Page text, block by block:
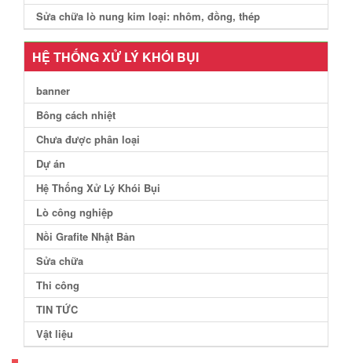
Sửa chữa lò nung kim loại: nhôm, đồng, thép
HỆ THỐNG XỬ LÝ KHÓI BỤI
banner
Bông cách nhiệt
Chưa được phân loại
Dự án
Hệ Thống Xử Lý Khói Bụi
Lò công nghiệp
Nồi Grafite Nhật Bản
Sửa chữa
Thi công
TIN TỨC
Vật liệu